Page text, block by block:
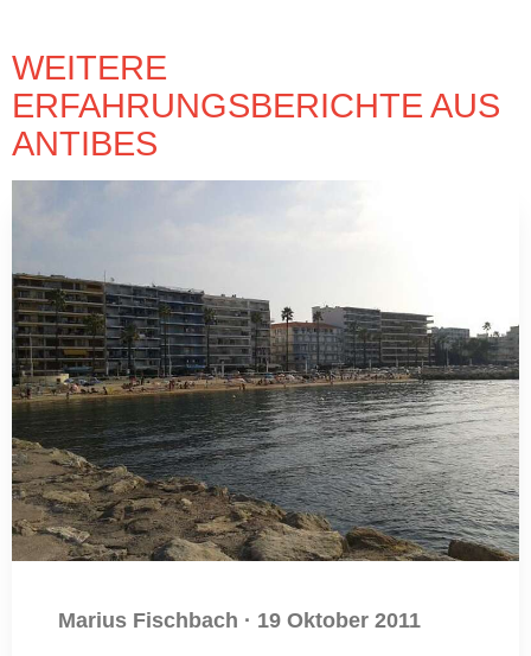
WEITERE
ERFAHRUNGSBERICHTE AUS
ANTIBES
Marius Fischbach · 19 Oktober 2011